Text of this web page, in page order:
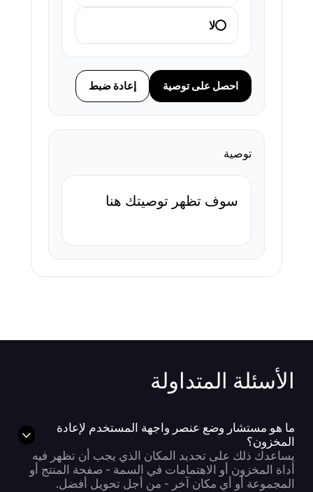
لا
احصل على توصية إعادة ضبط
توصية
سوف تظهر توصيتك هنا
الأسئلة المتداولة
ما هو مستشار وضع عنصر واجهة المستخدم لإعادة
المخزون؟
يساعدك ذلك على تحديد المكان الذي يجب أن تظهر فيه
أداة المخزون أو الاهتمامات في السمة - صفحة المنتج أو
المجموعة أو أي مكان آخر - من أجل تحويل أفضل.